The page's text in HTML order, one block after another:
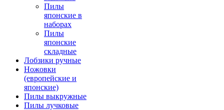
Пилы
японские в
наборах
Пилы
японские
складные
Лобзики ручные
Ножовки
(европейские и
японские)
Пилы выкружные
Пилы лучковые